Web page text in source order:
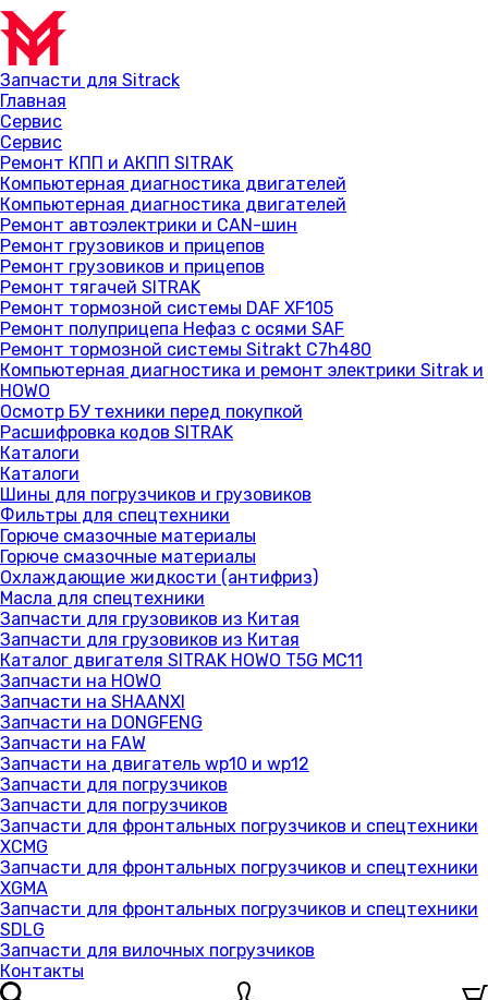
Запчасти для Sitrack
Главная
Сервис
Сервис
Ремонт КПП и АКПП SITRAK
Компьютерная диагностика двигателей
Компьютерная диагностика двигателей
Ремонт автоэлектрики и CAN-шин
Ремонт грузовиков и прицепов
Ремонт грузовиков и прицепов
Ремонт тягачей SITRAK
Ремонт тормозной системы DAF XF105
Ремонт полуприцепа Нефаз с осями SAF
Ремонт тормозной системы Sitrakt C7h480
Компьютерная диагностика и ремонт электрики Sitrak и
HOWO
Осмотр БУ техники перед покупкой
Расшифровка кодов SITRAK
Каталоги
Каталоги
Шины для погрузчиков и грузовиков
Фильтры для спецтехники
Горюче смазочные материалы
Горюче смазочные материалы
Охлаждающие жидкости (антифриз)
Масла для спецтехники
Запчасти для грузовиков из Китая
Запчасти для грузовиков из Китая
Каталог двигателя SITRAK HOWO T5G MC11
Запчасти на HOWO
Запчасти на SHAANXI
Запчасти на DONGFENG
Запчасти на FAW
Запчасти на двигатель wp10 и wp12
Запчасти для погрузчиков
Запчасти для погрузчиков
Запчасти для фронтальных погрузчиков и спецтехники
XCMG
Запчасти для фронтальных погрузчиков и спецтехники
XGMA
Запчасти для фронтальных погрузчиков и спецтехники
SDLG
Запчасти для вилочных погрузчиков
Контакты